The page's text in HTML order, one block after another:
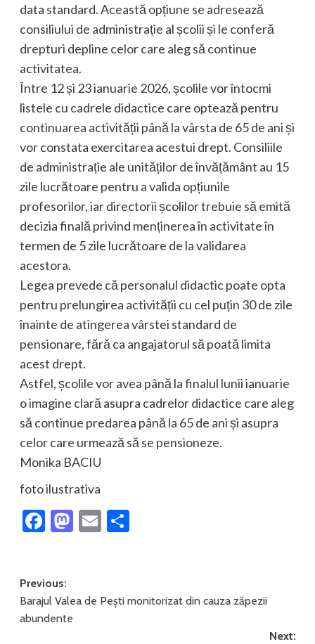
data standard. Această opțiune se adresează
consiliului de administrație al școlii și le conferă
drepturi depline celor care aleg să continue
activitatea.
Între 12 și 23 ianuarie 2026, școlile vor întocmi
listele cu cadrele didactice care optează pentru
continuarea activității până la vârsta de 65 de ani și
vor constata exercitarea acestui drept. Consiliile
de administrație ale unităților de învățământ au 15
zile lucrătoare pentru a valida opțiunile
profesorilor, iar directorii școlilor trebuie să emită
decizia finală privind menținerea în activitate în
termen de 5 zile lucrătoare de la validarea
acestora.
Legea prevede că personalul didactic poate opta
pentru prelungirea activității cu cel puțin 30 de zile
înainte de atingerea vârstei standard de
pensionare, fără ca angajatorul să poată limita
acest drept.
Astfel, școlile vor avea până la finalul lunii ianuarie
o imagine clară asupra cadrelor didactice care aleg
să continue predarea până la 65 de ani și asupra
celor care urmează să se pensioneze.
Monika BACIU
foto ilustrativa
Facebook
Mastodon
EmailPartajează
Post
navigation
Previous:
Barajul Valea de Pești monitorizat din cauza zăpezii
abundente
Next: